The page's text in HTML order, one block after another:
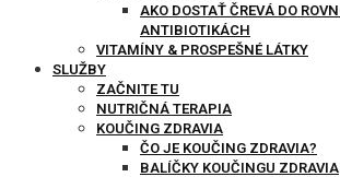
AKO DOSTAŤ ČREVÁ DO
ANTIBIOTIKÁCH
VITAMÍNY & PROSPEŠNÉ LÁTKY
SLUŽBY
ZAČNITE TU
NUTRIČNÁ TERAPIA
KOUČING ZDRAVIA
ČO JE KOUČING ZDRAVIA?
BALÍČKY KOUČINGU ZDRAVIA